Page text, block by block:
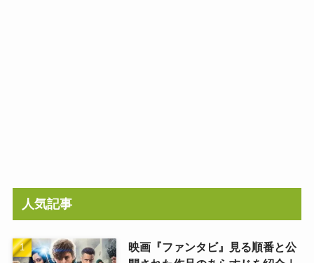
人気記事
映画『ファンタビ』見る順番と公